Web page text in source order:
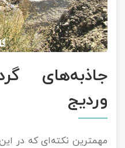
جاذبه‌های
وردیج
مهمترین نکته‌ای که در